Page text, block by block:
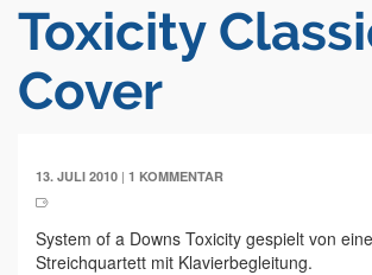
Toxicity
Cover
13. JULI 2010 | 1 KOMMENTAR
System of a Downs Toxicity gespielt von
Streichquartett mit Klavierbegleitung.